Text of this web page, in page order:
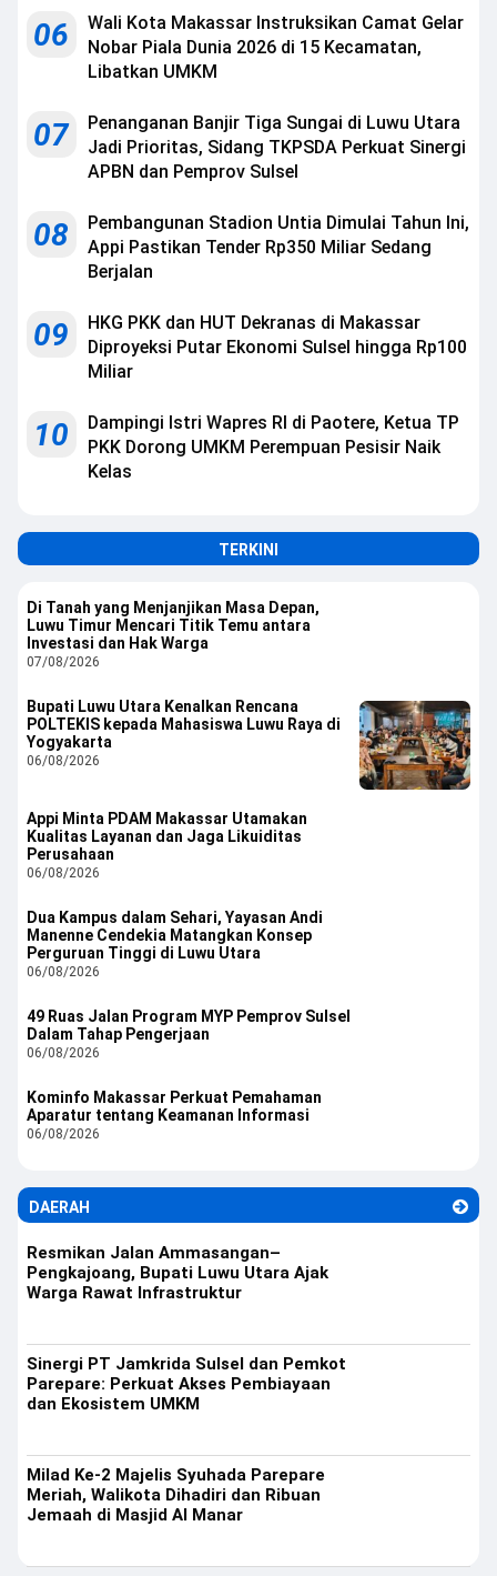
06
Wali Kota Makassar Instruksikan Camat Gelar
Nobar Piala Dunia 2026 di 15 Kecamatan,
Libatkan UMKM
07
Penanganan Banjir Tiga Sungai di Luwu Utara
Jadi Prioritas, Sidang TKPSDA Perkuat Sinergi
APBN dan Pemprov Sulsel
08
Pembangunan Stadion Untia Dimulai Tahun Ini,
Appi Pastikan Tender Rp350 Miliar Sedang
Berjalan
09
HKG PKK dan HUT Dekranas di Makassar
Diproyeksi Putar Ekonomi Sulsel hingga Rp100
Miliar
10
Dampingi Istri Wapres RI di Paotere, Ketua TP
PKK Dorong UMKM Perempuan Pesisir Naik
Kelas
TERKINI
Di Tanah yang Menjanjikan Masa Depan,
Luwu Timur Mencari Titik Temu antara
Investasi dan Hak Warga
07/08/2026
Bupati Luwu Utara Kenalkan Rencana
POLTEKIS kepada Mahasiswa Luwu Raya di
Yogyakarta
06/08/2026
Appi Minta PDAM Makassar Utamakan
Kualitas Layanan dan Jaga Likuiditas
Perusahaan
06/08/2026
Dua Kampus dalam Sehari, Yayasan Andi
Manenne Cendekia Matangkan Konsep
Perguruan Tinggi di Luwu Utara
06/08/2026
49 Ruas Jalan Program MYP Pemprov Sulsel
Dalam Tahap Pengerjaan
06/08/2026
Kominfo Makassar Perkuat Pemahaman
Aparatur tentang Keamanan Informasi
06/08/2026
DAERAH
Resmikan Jalan Ammasangan–
Pengkajoang, Bupati Luwu Utara Ajak
Warga Rawat Infrastruktur
Sinergi PT Jamkrida Sulsel dan Pemkot
Parepare: Perkuat Akses Pembiayaan
dan Ekosistem UMKM
Milad Ke-2 Majelis Syuhada Parepare
Meriah, Walikota Dihadiri dan Ribuan
Jemaah di Masjid Al Manar